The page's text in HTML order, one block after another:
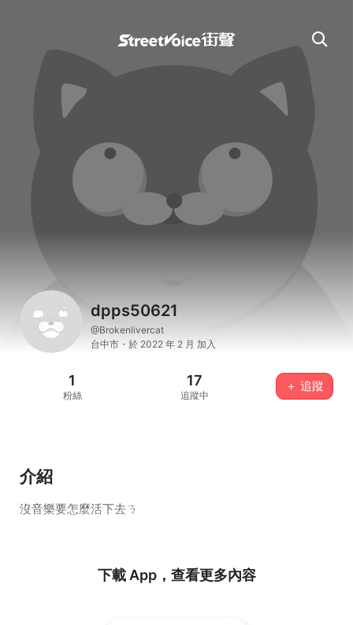
dpps50621
@Brokenlivercat
台中市・於 2022 年 2 月 加入
1
粉絲
17
追蹤中
＋ 追蹤
介紹
沒音樂要怎麼活下去ㄋ
下載 App，查看更多內容